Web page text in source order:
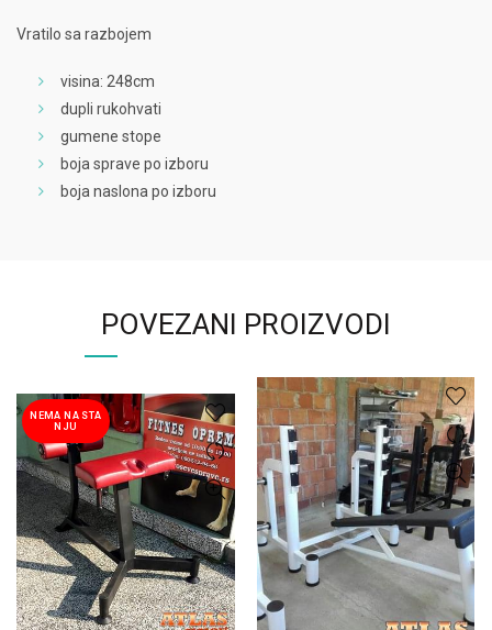
Vratilo sa razbojem
visina: 248cm
dupli rukohvati
gumene stope
boja sprave po izboru
boja naslona po izboru
POVEZANI PROIZVODI
NEMA NA STA
NJU